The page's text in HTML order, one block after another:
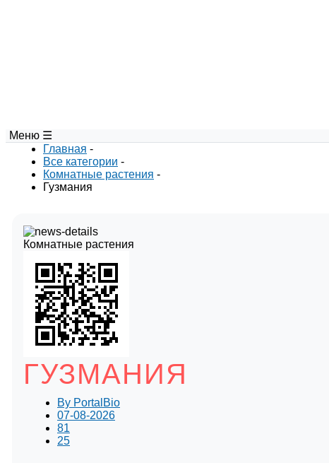
Меню ☰
Главная -
Все категории -
Комнатные растения -
Гузмания
Комнатные растения
ГУЗМАНИЯ
By PortalBio
07-08-2026
81
25